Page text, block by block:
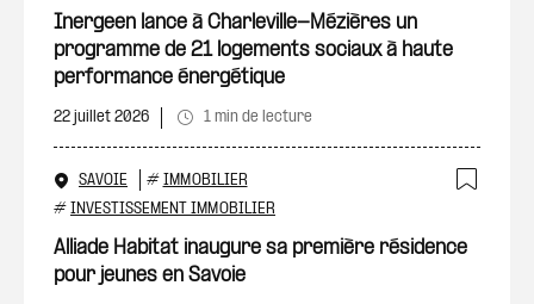
Inergeen lance à Charleville-Mézières un
programme de 21 logements sociaux à haute
performance énergétique
22 juillet 2026 1 min de lecture
SAVOIE # IMMOBILIER
# INVESTISSEMENT IMMOBILIER
Alliade Habitat inaugure sa première résidence
pour jeunes en Savoie